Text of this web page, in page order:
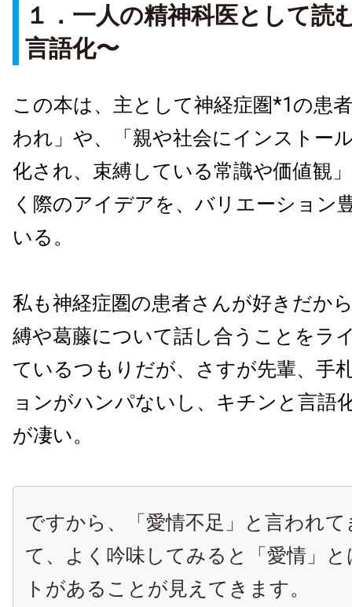
１．一人の精神科医として
言語化〜
この本は、主として神経症圏*1の患
われ」や、「親や社会にインストー
化され、束縛している常識や価値観
く際のアイデアを、バリエーション
いる。
私も神経症圏の患者さんが好きだか
縛や葛藤について話し合うことをラ
ているつもりだが、さすが先輩、手
ョンがハンパないし、キチンと言語
が凄い。
ですから、「愛情不足」と言われ
て、よく吟味してみると「愛情」
トがあることが見えてきます。